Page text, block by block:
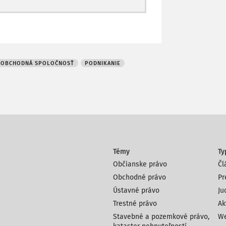
Túto centrálnu pozíciu
OZ
OBCHODNÁ SPOLOČNOSŤ PODNIKANIE
Témy
Občianske právo
Obchodné právo
Ústavné právo
Trestné právo
Stavebné a pozemkové právo,